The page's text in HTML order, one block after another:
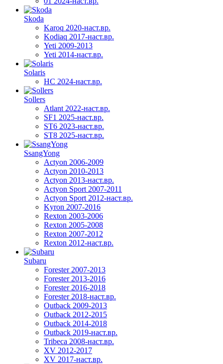
Skoda
Karoq 2020-наст.вр.
Kodiaq 2017-наст.вр.
Yeti 2009-2013
Yeti 2014-наст.вр.
Solaris
HC 2024-наст.вр.
Sollers
Atlant 2022-наст.вр.
SF1 2025-наст.вр.
ST6 2023-наст.вр.
ST8 2025-наст.вр.
SsangYong
Actyon 2006-2009
Actyon 2010-2013
Actyon 2013-наст.вр.
Actyon Sport 2007-2011
Actyon Sport 2012-наст.вр.
Kyron 2007-2016
Rexton 2003-2006
Rexton 2005-2008
Rexton 2007-2012
Rexton 2012-наст.вр.
Subaru
Forester 2007-2013
Forester 2013-2016
Forester 2016-2018
Forester 2018-наст.вр.
Outback 2009-2013
Outback 2012-2015
Outback 2014-2018
Outback 2019-наст.вр.
Tribeca 2008-наст.вр.
XV 2012-2017
XV 2017-наст.вр.